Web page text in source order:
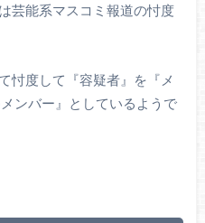
芸能系マスコミ報道の忖度
忖度して『容疑者』を『メ
ンバー』としているようで